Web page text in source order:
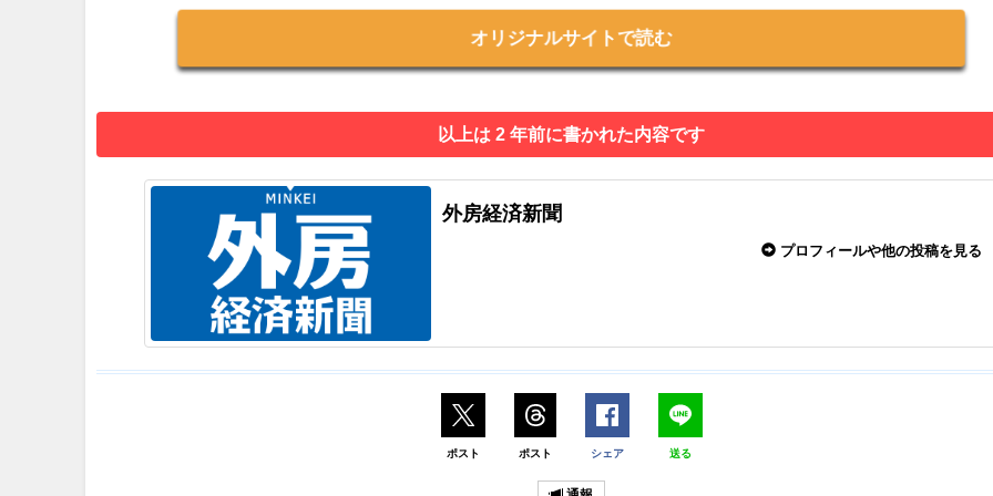
オリジナルサイトで読む
以上は 2 年前に書かれた内容です
外房経済新聞
プロフィールや他の投稿を見る
ポスト ポスト シェア 送る